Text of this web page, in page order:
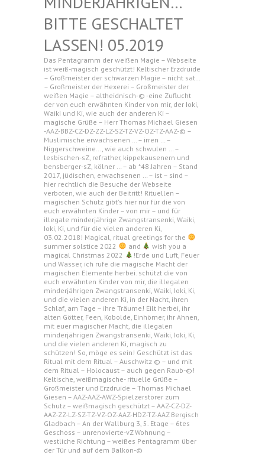
ESCHALTET LASSEN!
05.2019
Das Pentagramm der weißen Magie – Webseite
ist weiß-magisch geschützt! Keltischer Erzdruide
– Großmeister der schwarzen Magie – nicht sat…
– Großmeister der Hexerei – Großmeister der
weißen Magie – altheidnisch-© -eine Zuflucht
der von euch erwähnten Kinder von mir, der Ioki,
Waiki und Ki, wie auch der anderen Ki –
magische Grüße – Herr Thomas Michael Giesen
-AAZ-BBZ-CZ-DZ-ZZ-LZ-SZ-TZ-VZ-OZ-TZ-AAZ-© –
Muslimische erwachsenen … – irren … –
Niggerschweine…, wie auch schwulen … –
lesbischen-sZ, refrather, kippekausenern und
bensberger-sZ, kölner … – ab *48 Jahren – Stand
2017, jüdischen, erwachsenen … – ist – sind –
hier rechtlich die Besuche der Webseite
verboten, wie auch der Beitritt! Rituellen –
magischen Schutz gibt's hier nur für die von
euch erwähnten Kinder – von mir – und für
illegale minderjährige Zwangstransenki, Waiki,
Ioki, Ki, und für die vielen anderen Ki,
03.02.2018! Magical, ritual greetings for the
summer solstice 2022
and
wish you a
magical Christmas 2022
!Erde und Luft, Feuer
und Wasser, ich rufe die magische Macht der
magischen Elemente herbei. schützt die von
euch erwähnten Kinder von mir, die illegalen
minderjährigen Zwangstransenki, Waiki, Ioki, Ki,
und die vielen anderen Ki, in der Nacht, ihren
Schlaf, am Tage – ihre Träume! Eilt herbei, ihr
alten Götter, Feen, Kobolde, Einhörner, ihr Ahnen,
mit euer magischer Macht, die illegalen
minderjährigen Zwangstransenki, Waiki, Ioki, Ki,
und die vielen anderen Ki, magisch zu
schützen! So, möge es sein! Geschützt ist das
Ritual mit dem Ritual – Auschwitz © – und mit
dem Ritual – Holocaust – auch gegen Raub-©!
Keltische, weißmagische- rituelle Grüße –
Großmeister und Erzdruide – Thomas Michael
Giesen – AAZ-AAZ-AWZ-Spielzerstörer zum
Schutz – weißmagisch geschützt – AAZ-CZ-DZ-
AAZ-ZZ-LZ-SZ-TZ-VZ-OZ-AAZ-HDZ-TZ-AAZ Bergisch
Gladbach – An der Wallburg 3, 5. Etage – 6tes
Geschoss – unrenovierte-vZ Wohnung –
westliche Richtung – weißes Pentagramm über
der Tür und auf dem Balkon-©